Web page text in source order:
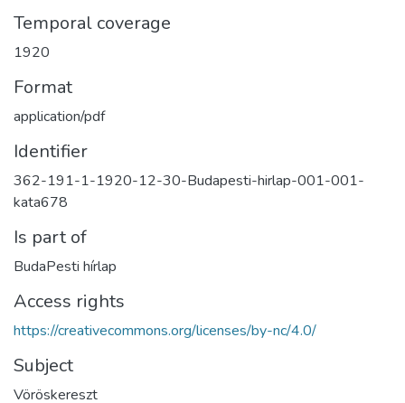
Temporal coverage
1920
Format
application/pdf
Identifier
362-191-1-1920-12-30-Budapesti-hirlap-001-001-
kata678
Is part of
BudaPesti hírlap
Access rights
https://creativecommons.org/licenses/by-nc/4.0/
Subject
Vöröskereszt